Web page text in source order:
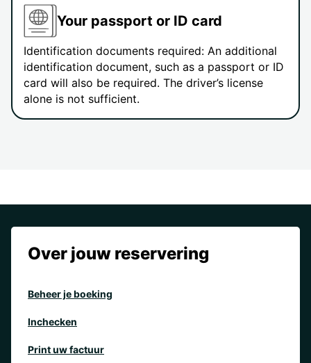
Your passport or ID card
Identification documents required: An additional
identification document, such as a passport or ID
card will also be required. The driver’s license
alone is not sufficient.
Over jouw reservering
Beheer je boeking
Inchecken
Print uw factuur